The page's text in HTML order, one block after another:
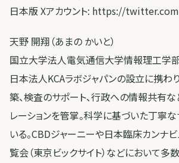
日本版 Xアカウント: https://
天野 開翔（あまの かいと）
国立大学法人電気通信大学情報理工学部
日本法人KCAラボジャパンの設立に携わ
築、検査のサポート、行政への情報共有
レーションを管掌。科学に基づいた丁寧
いる。CBDジャーニーや日本臨床カンナ
覧会（東京ビックサイト）などにおいて